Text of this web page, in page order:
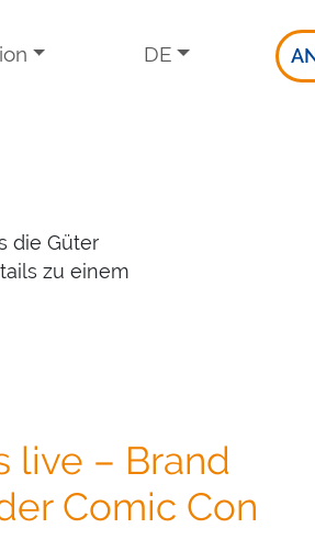
DE
die Güter
zu einem
live – Brand
Comic Con